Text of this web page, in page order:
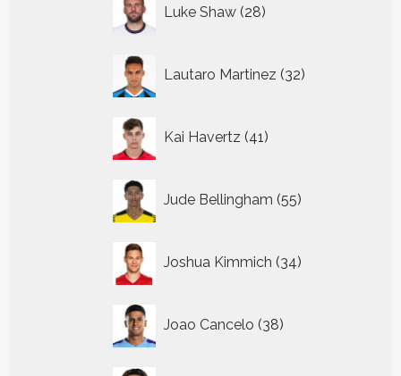
Luke Shaw 28
producten
Lautaro Martinez 32
producten
Kai Havertz 41
producten
Jude Bellingham 55
producten
Joshua Kimmich 34
producten
Joao Cancelo 38
producten